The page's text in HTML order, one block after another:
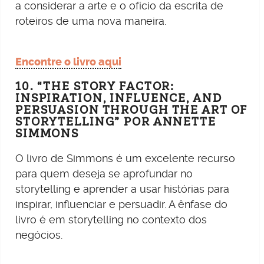
a considerar a arte e o ofício da escrita de
roteiros de uma nova maneira.
Encontre o livro aqui
10. “THE STORY FACTOR:
INSPIRATION, INFLUENCE, AND
PERSUASION THROUGH THE ART OF
STORYTELLING” POR ANNETTE
SIMMONS
O livro de Simmons é um excelente recurso
para quem deseja se aprofundar no
storytelling e aprender a usar histórias para
inspirar, influenciar e persuadir. A ênfase do
livro é em storytelling no contexto dos
negócios.
10 Livros